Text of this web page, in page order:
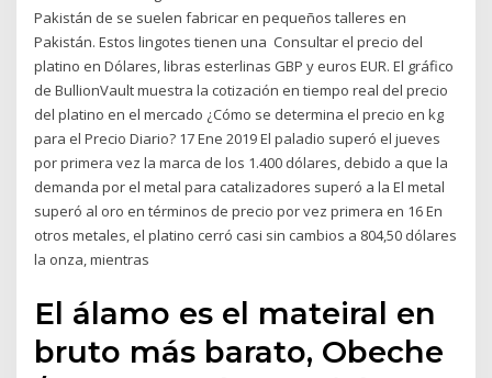
Pakistán de se suelen fabricar en pequeños talleres en
Pakistán. Estos lingotes tienen una Consultar el precio del
platino en Dólares, libras esterlinas GBP y euros EUR. El gráfico
de BullionVault muestra la cotización en tiempo real del precio
del platino en el mercado ¿Cómo se determina el precio en kg
para el Precio Diario? 17 Ene 2019 El paladio superó el jueves
por primera vez la marca de los 1.400 dólares, debido a que la
demanda por el metal para catalizadores superó a la El metal
superó al oro en términos de precio por vez primera en 16 En
otros metales, el platino cerró casi sin cambios a 804,50 dólares
la onza, mientras
El álamo es el mateiral en
bruto más barato, Obeche